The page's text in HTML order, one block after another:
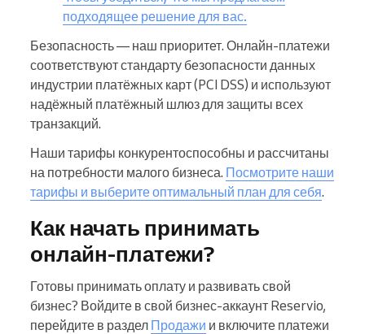
подходящее решение для вас.
Безопасность — наш приоритет. Онлайн-платежи
соответствуют стандарту безопасности данных
индустрии платёжных карт (PCI DSS) и используют
надёжный платёжный шлюз для защиты всех
транзакций.
Наши тарифы конкурентоспособны и рассчитаны
на потребности малого бизнеса. Посмотрите наши
тарифы и выберите оптимальный план для себя.
Как начать принимать
онлайн-платежи?
Готовы принимать оплату и развивать свой
бизнес? Войдите в свой бизнес-аккаунт Reservio,
перейдите в раздел Продажи и включите платежи